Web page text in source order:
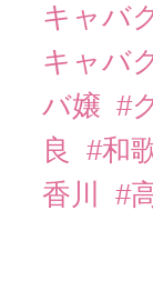
キャバ
キャバ
バ嬢 #
良
#和
香川
#